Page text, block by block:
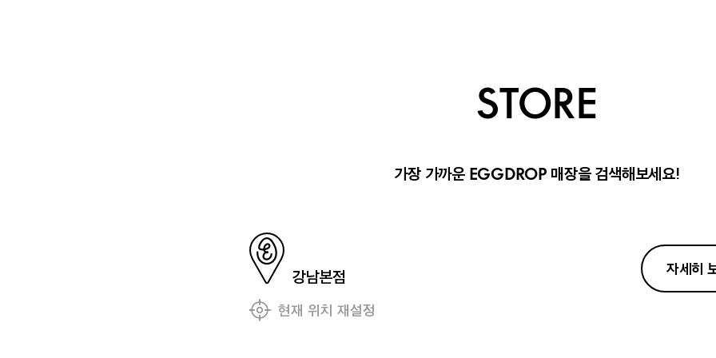
STORE
가장 가까운 EGGDROP 매장을 검색해보세요!
강남본점 자세히
현재 위치 재설정